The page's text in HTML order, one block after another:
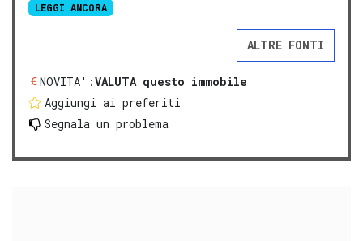
LEGGI ANCORA
ALTRE FONTI
NOVITA':VALUTA questo immobile
Aggiungi ai preferiti
Segnala un problema